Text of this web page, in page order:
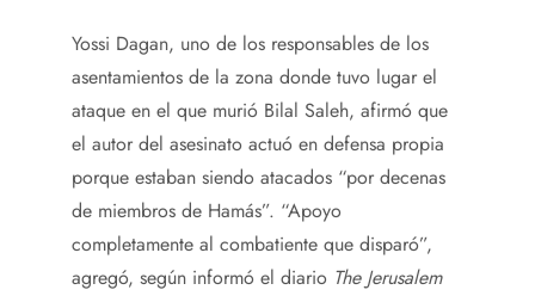
Yossi Dagan, uno de los responsables de los
asentamientos de la zona donde tuvo lugar el
ataque en el que murió Bilal Saleh, afirmó que
el autor del asesinato actuó en defensa propia
porque estaban siendo atacados “por decenas
de miembros de Hamás”. “Apoyo
completamente al combatiente que disparó”,
agregó, según informó el diario The Jerusalem